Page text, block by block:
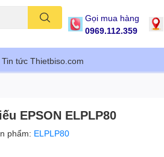
Gọi mua hàng
0969.112.359
Tin tức Thietbiso.com
EPSON ELPLP80
phẩm: ELPLP80